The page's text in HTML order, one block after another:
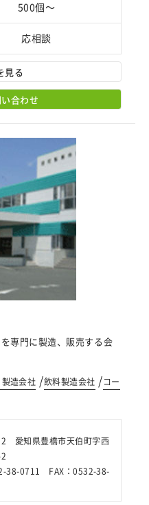
500個～
応相談
見る
合わせ
専門に製造、販売する会
造会社 /飲料製造会社 /コー
愛知県豊橋市天伯町字西
38-0711 FAX：0532-38-